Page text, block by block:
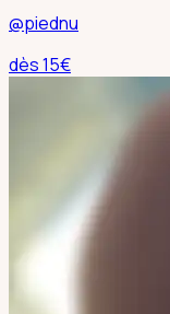
@piednu
dès15€